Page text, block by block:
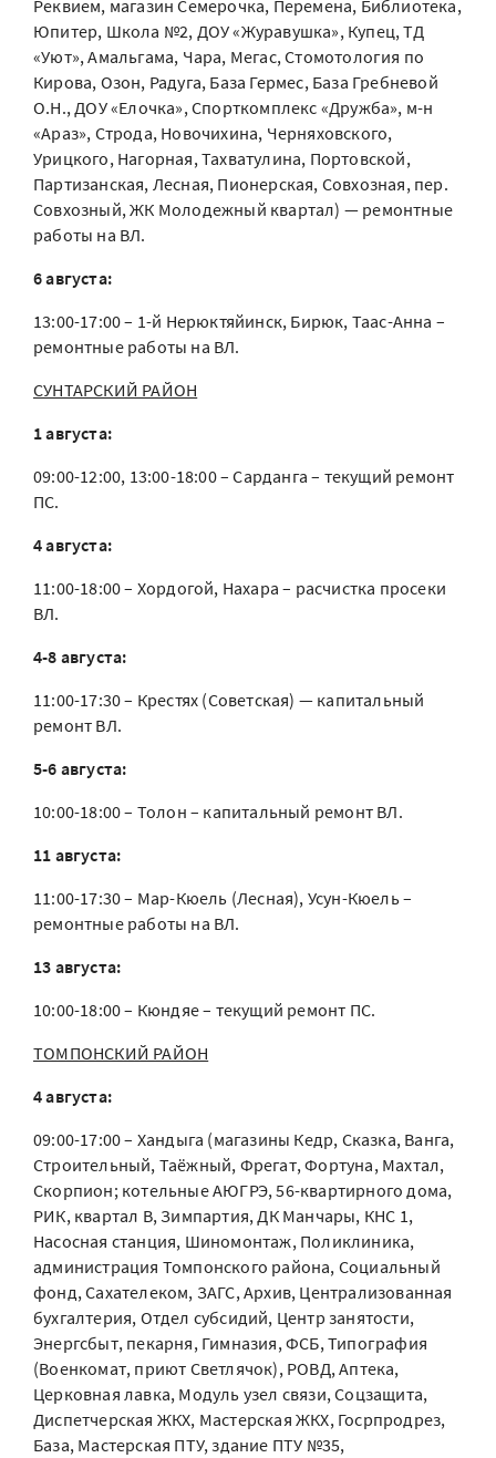
Реквием, магазин Семерочка, Перемена, Библиотека,
Юпитер, Школа №2, ДОУ «Журавушка», Купец, ТД
«Уют», Амальгама, Чара, Мегас, Стомотология по
Кирова, Озон, Радуга, База Гермес, База Гребневой
О.Н., ДОУ «Елочка», Спорткомплекс «Дружба», м-н
«Араз», Строда, Новочихина, Черняховского,
Урицкого, Нагорная, Тахватулина, Портовской,
Партизанская, Лесная, Пионерская, Совхозная, пер.
Совхозный, ЖК Молодежный квартал) — ремонтные
работы на ВЛ.
6 августа:
13:00-17:00 – 1-й Нерюктяйинск, Бирюк, Таас-Анна –
ремонтные работы на ВЛ.
СУНТАРСКИЙ РАЙОН
1 августа:
09:00-12:00, 13:00-18:00 – Сарданга – текущий ремонт
ПС.
4 августа:
11:00-18:00 – Хордогой, Нахара – расчистка просеки
ВЛ.
4-8 августа:
11:00-17:30 – Крестях (Советская) — капитальный
ремонт ВЛ.
5-6 августа:
10:00-18:00 – Толон – капитальный ремонт ВЛ.
11 августа:
11:00-17:30 – Мар-Кюель (Лесная), Усун-Кюель –
ремонтные работы на ВЛ.
13 августа:
10:00-18:00 – Кюндяе – текущий ремонт ПС.
ТОМПОНСКИЙ РАЙОН
4 августа:
09:00-17:00 – Хандыга (магазины Кедр, Сказка, Ванга,
Строительный, Таёжный, Фрегат, Фортуна, Махтал,
Скорпион; котельные АЮГРЭ, 56-квартирного дома,
РИК, квартал В, Зимпартия, ДК Манчары, КНС 1,
Насосная станция, Шиномонтаж, Поликлиника,
администрация Томпонского района, Социальный
фонд, Сахателеком, ЗАГС, Архив, Централизованная
бухгалтерия, Отдел субсидий, Центр занятости,
Энергсбыт, пекарня, Гимназия, ФСБ, Типография
(Военкомат, приют Светлячок), РОВД, Аптека,
Церковная лавка, Модуль узел связи, Соцзащита,
Диспетчерская ЖКХ, Мастерская ЖКХ, Госрпродрез,
База, Мастерская ПТУ, здание ПТУ №35,